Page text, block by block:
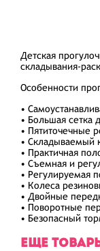
Детская
складывания-
Особенности
•
• Большая сетка
• Пятиточечные
• Складываемый
• Практичная
• Съемная и
• Регулируемая
• Колеса
• Двойные
• Поворотные
• Безопасный
ЕЩЕ